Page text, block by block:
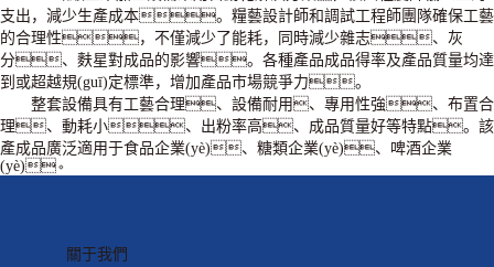
支出，減少生產成本。糧藝設計師和調試工程師團隊確保工藝
的合理性，不僅減少了能耗，同時減少雜志、灰
分、麩星對成品的影響。各種產品成品得率及產品質量均達
到或超越規(guī)定標準，增加產品市場競爭力。
整套設備具有工藝合理、設備耐用、專用性強、布置合
理、動耗小、出粉率高、成品質量好等特點。該
產成品廣泛適用于食品企業(yè)、糖類企業(yè)、啤酒企業
(yè)。
關于我們